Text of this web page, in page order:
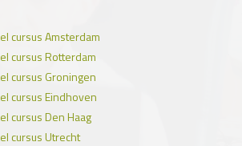
cursus Amsterdam
cursus Rotterdam
cursus Groningen
cursus Eindhoven
cursus Den Haag
cursus Utrecht